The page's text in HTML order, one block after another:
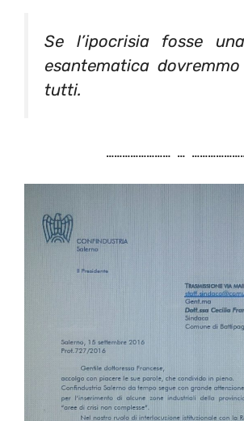
Se l’ipocrisia fosse
esantematica
tutti.
…………………… …